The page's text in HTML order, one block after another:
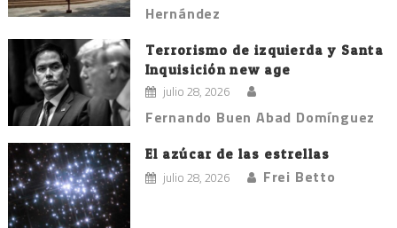
Hernández
Terrorismo de izquierda y Santa
Inquisición new age
julio 28, 2026
Fernando Buen Abad Domínguez
El azúcar de las estrellas
julio 28, 2026 Frei Betto